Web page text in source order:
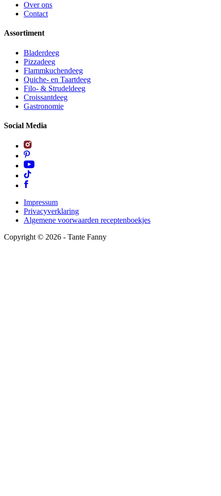
Over ons
Contact
Assortiment
Bladerdeeg
Pizzadeeg
Flammkuchendeeg
Quiche- en Taartdeeg
Filo- & Strudeldeeg
Croissantdeeg
Gastronomie
Social Media
Impressum
Privacyverklaring
Algemene voorwaarden receptenboekjes
Copyright © 2026 - Tante Fanny